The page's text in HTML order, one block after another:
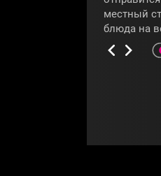
местный
блюда на
научится